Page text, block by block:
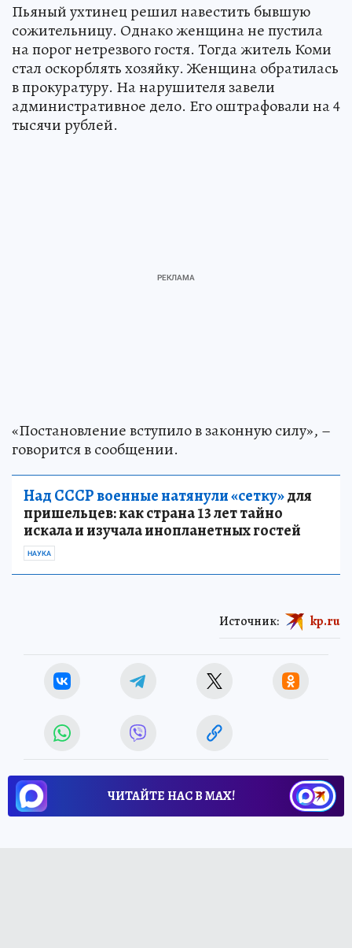
Пьяный ухтинец решил навестить бывшую
сожительницу. Однако женщина не пустила
на порог нетрезвого гостя. Тогда житель Коми
стал оскорблять хозяйку. Женщина обратилась
в прокуратуру. На нарушителя завели
административное дело. Его оштрафовали на 4
тысячи рублей.
«Постановление вступило в законную силу», –
говорится в сообщении.
Над СССР военные натянули «сетку»для
пришельцев: как страна 13 лет тайно
искала и изучала инопланетных гостей
НАУКА
Источник: kp.ru
ЧИТАЙТЕ НАС В МАХ!